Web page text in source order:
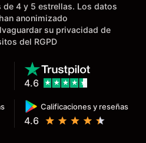
que
mucha
razón,
mercado
a los
seas, más
Muchas
de 4 y 5 estrellas. Los datos
anonimizado
su privacidad de
del RGPD
Calificaciones y reseñas
4.6
4.6